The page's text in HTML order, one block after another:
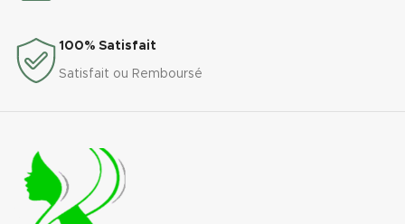
100% Satisfait
Satisfait ou Remboursé